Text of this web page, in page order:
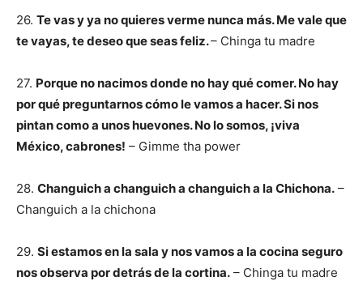
26. Te vas y ya no quieres verme nunca más. Me vale que
te vayas, te deseo que seas feliz.– Chinga tu madre
27. Porque no nacimos donde no hay qué comer. No hay
por qué preguntarnos cómo le vamos a hacer. Si nos
pintan como a unos huevones. No lo somos, ¡viva
México, cabrones! – Gimme tha power
28. Changuich a changuich a changuich a la Chichona. –
Changuich a la chichona
29. Si estamos en la sala y nos vamos a la cocina seguro
nos observa por detrás de la cortina. – Chinga tu madre